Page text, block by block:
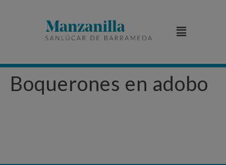
Boquerones en adobo